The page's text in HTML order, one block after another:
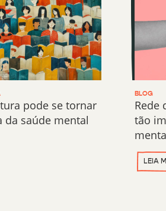
pode se tornar
da saúde mental
BLOG
Rede
tão
LEIA